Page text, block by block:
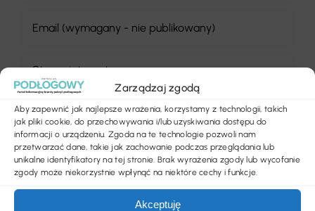
Zarządzaj zgodą
Aby zapewnić jak najlepsze wrażenia, korzystamy z technologii, takich
jak pliki cookie, do przechowywania i/lub uzyskiwania dostępu do
informacji o urządzeniu. Zgoda na te technologie pozwoli nam
przetwarzać dane, takie jak zachowanie podczas przeglądania lub
unikalne identyfikatory na tej stronie. Brak wyrażenia zgody lub wycofanie
zgody może niekorzystnie wpłynąć na niektóre cechy i funkcje.
Akceptuję
Zapisz moje imię i nazwisko, adres e-mail i
witrynę internetową w tej przeglądarce, aby
móc łatwiej komentować następnym razem.